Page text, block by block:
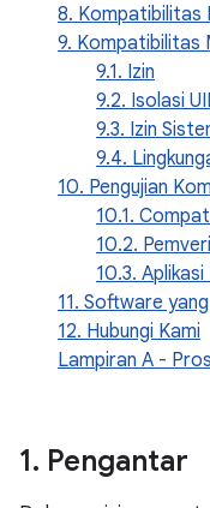
8. Kompatibilitas
9. Kompatibilitas
9.1. Izin
9.2. Isolasi
9.3. Izin
9.4.
10. Pengujian
10.1.
10.2.
10.3.
11. Software
12. Hubungi Kami
Lampiran A -
1. Pengantar